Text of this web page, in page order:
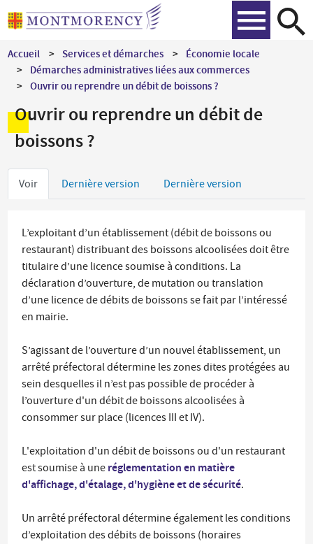
Aller
au
principal
Accueil Services et démarches
Économie locale
Démarches administratives liées aux commerces
Ouvrir ou reprendre un débit de boissons ?
Ouvrir ou reprendre un débit de
boissons ?
Onglets
Voir Dernière version Dernière version
L’exploitant d’un établissement (débit de boissons ou
restaurant) distribuant des boissons alcoolisées doit être
titulaire d’une licence soumise à conditions. La
déclaration d’ouverture, de mutation ou translation
d’une licence de débits de boissons se fait par l’intéressé
en mairie.
S’agissant de l’ouverture d’un nouvel établissement, un
arrêté préfectoral détermine les zones dites protégées au
sein desquelles il n’est pas possible de procéder à
l’ouverture d'un débit de boissons alcoolisées à
consommer sur place (licences III et IV).
L'exploitation d'un débit de boissons ou d'un restaurant
est soumise à une réglementation en matière
d'affichage, d'étalage, d'hygiène et de sécurité.
Un arrêté préfectoral détermine également les conditions
d’exploitation des débits de boissons (horaires